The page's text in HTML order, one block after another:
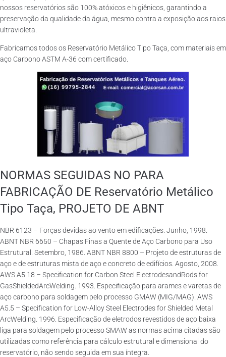
nossos reservatórios são 100% atóxicos e higiênicos, garantindo a
preservação da qualidade da água, mesmo contra a exposição aos raios
ultravioleta.
Fabricamos todos os Reservatório Metálico Tipo Taça, com materiais em
aço Carbono ASTM A-36 com certificado.
NORMAS SEGUIDAS NO PARA
FABRICAÇÃO DE Reservatório Metálico
Tipo Taça, PROJETO DE ABNT
NBR 6123 – Forças devidas ao vento em edificações. Junho, 1998.
ABNT NBR 6650 – Chapas Finas a Quente de Aço Carbono para Uso
Estrutural. Setembro, 1986. ABNT NBR 8800 – Projeto de estruturas de
aço e de estruturas mista de aço e concreto de edifícios. Agosto, 2008.
AWS A5.18 – Specification for Carbon Steel ElectrodesandRods for
GasShieldedArcWelding. 1993. Especificação para arames e varetas de
aço carbono para soldagem pelo processo GMAW (MIG/MAG). AWS
A5.5 – Specification for Low-Alloy Steel Electrodes for Shielded Metal
ArcWelding. 1996. Especificação de eletrodos revestidos de aço baixa
liga para soldagem pelo processo SMAW as normas acima citadas são
utilizadas como referência para cálculo estrutural e dimensional do
reservatório, não sendo seguida em sua íntegra.